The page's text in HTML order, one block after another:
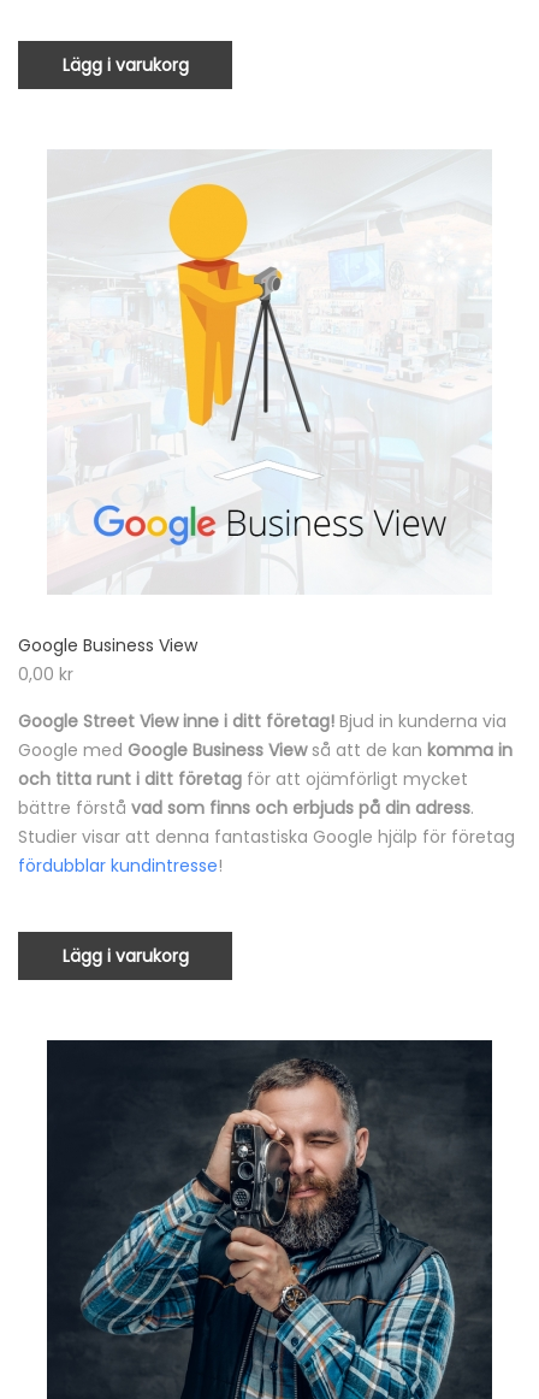
Lägg i varukorg
Google Business View
0,00 kr
Google Street View inne i ditt företag! Bjud in kunderna via
Google med Google Business View så att de kan komma in
och titta runt i ditt företag för att ojämförligt mycket
bättre förstå vad som finns och erbjuds på din adress.
Studier visar att denna fantastiska Google hjälp för företag
fördubblar kundintresse!
Lägg i varukorg